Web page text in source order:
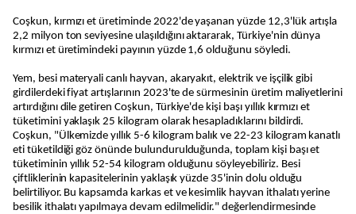
Coşkun, kırmızı et üretiminde 2022'de yaşanan yüzde 12,3'lük artışla
2,2 milyon ton seviyesine ulaşıldığını aktararak, Türkiye'nin dünya
kırmızı et üretimindeki payının yüzde 1,6 olduğunu söyledi.
Yem, besi materyali canlı hayvan, akaryakıt, elektrik ve işçilik gibi
girdilerdeki fiyat artışlarının 2023'te de sürmesinin üretim maliyetlerini
artırdığını dile getiren Coşkun, Türkiye'de kişi başı yıllık kırmızı et
tüketimini yaklaşık 25 kilogram olarak hesapladıklarını bildirdi.
Coşkun, "Ülkemizde yıllık 5-6 kilogram balık ve 22-23 kilogram kanatlı
eti tüketildiği göz önünde bulundurulduğunda, toplam kişi başı et
tüketiminin yıllık 52-54 kilogram olduğunu söyleyebiliriz. Besi
çiftliklerinin kapasitelerinin yaklaşık yüzde 35'inin dolu olduğu
belirtiliyor. Bu kapsamda karkas et ve kesimlik hayvan ithalatı yerine
besilik ithalatı yapılmaya devam edilmelidir." değerlendirmesinde